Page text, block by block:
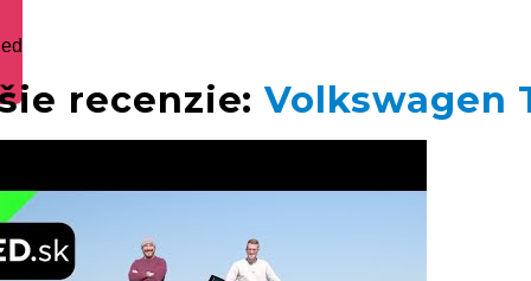
recenzie:Volkswagen